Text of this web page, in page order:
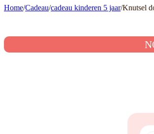
Home/Cadeau/cadeau kinderen 5 jaar/Knutsel